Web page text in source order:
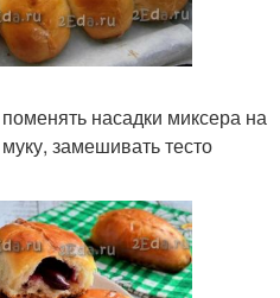
насадки миксера на
замешивать тесто